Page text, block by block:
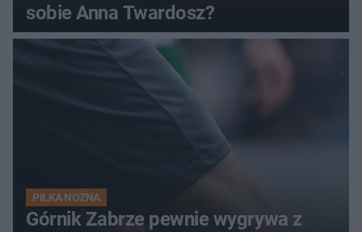
sobie Anna Twardosz?
PIŁKA NOŻNA
Górnik Zabrze pewnie wygrywa z